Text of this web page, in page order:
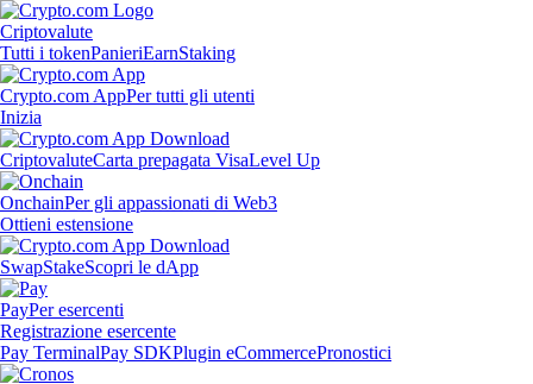
Criptovalute
Tutti i tokenPanieriEarnStaking
Crypto.com AppPer tutti gli utenti
Inizia
CriptovaluteCarta prepagata VisaLevel Up
OnchainPer gli appassionati di Web3
Ottieni estensione
SwapStakeScopri le dApp
PayPer esercenti
Registrazione esercente
Pay TerminalPay SDKPlugin eCommercePronostici